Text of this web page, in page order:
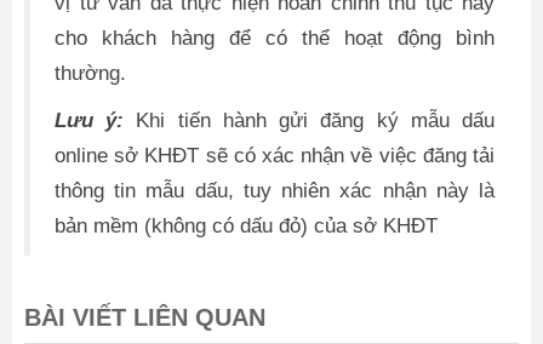
cho khách hàng để có thể hoạt động bình
thường.
Lưu ý: Khi tiến hành gửi đăng ký mẫu dấu
online sở KHĐT sẽ có xác nhận về việc đăng tải
thông tin mẫu dấu, tuy nhiên xác nhận này là
bản mềm (không có dấu đỏ) của sở KHĐT
BÀI VIẾT LIÊN QUAN